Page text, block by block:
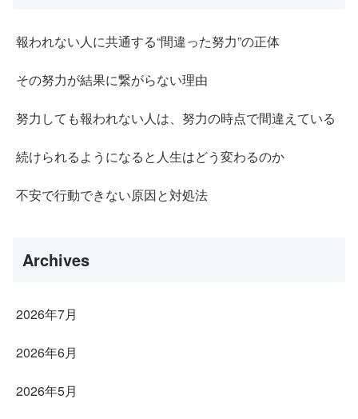
報われない人に共通する“間違った努力”の正体
その努力が結果に繋がらない理由
努力しても報われない人は、努力の時点で間違えている
続けられるようになると人生はどう変わるのか
不安で行動できない原因と対処法
Archives
2026年7月
2026年6月
2026年5月